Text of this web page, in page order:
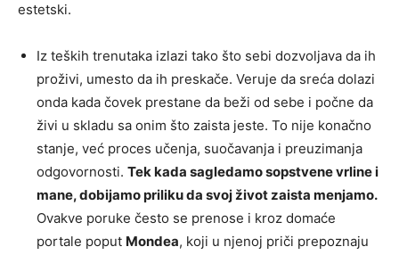
estetski.
Iz teških trenutaka izlazi tako što sebi dozvoljava da ih
proživi, umesto da ih preskače. Veruje da sreća dolazi
onda kada čovek prestane da beži od sebe i počne da
živi u skladu sa onim što zaista jeste. To nije konačno
stanje, već proces učenja, suočavanja i preuzimanja
odgovornosti. Tek kada sagledamo sopstvene vrline i
mane, dobijamo priliku da svoj život zaista menjamo.
Ovakve poruke često se prenose i kroz domaće
portale poput Mondea, koji u njenoj priči prepoznaju